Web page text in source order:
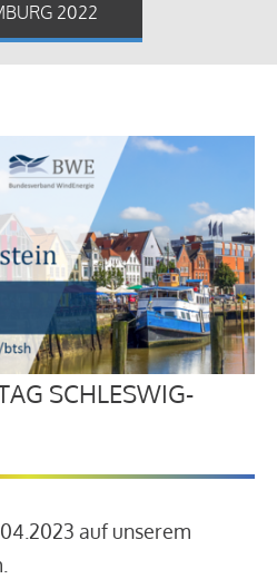
2022
SCHLESWIG-
auf unserem